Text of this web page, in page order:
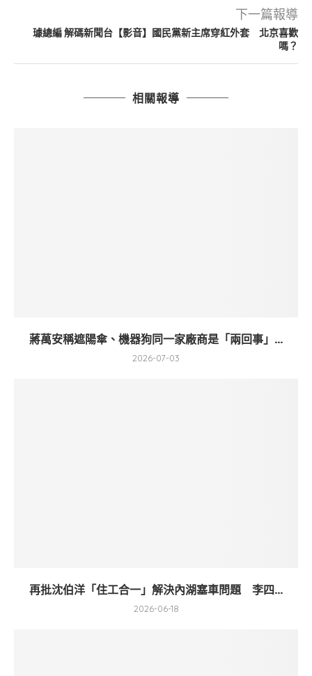
下一篇報導
璩總編 解碼新聞台【影音】國民黨新主席穿紅外套 北京喜歡
嗎？
相關報導
蔣萬安稱遮陽傘、機器狗同一家廠商是「兩回事」...
2026-07-03
再批沈伯洋「住工合一」解決內湖塞車問題 李四...
2026-06-18